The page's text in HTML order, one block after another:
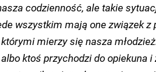
codzienność, ale takie
wszystkim mają one związek
mierzy się nasza
ktoś przychodzi do opiekuna i